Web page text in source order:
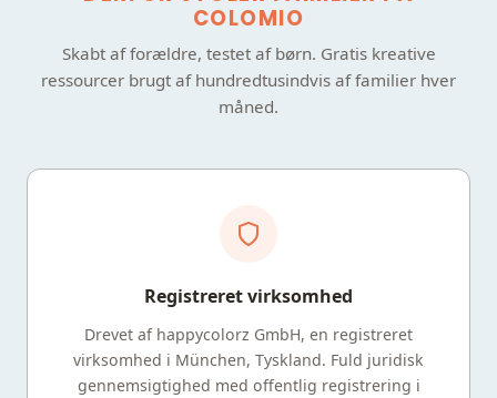
COLOMIO
Skabt af forældre, testet af børn. Gratis kreative
ressourcer brugt af hundredtusindvis af familier hver
måned.
Registreret virksomhed
Drevet af happycolorz GmbH, en registreret
virksomhed i München, Tyskland. Fuld juridisk
gennemsigtighed med offentlig registrering i